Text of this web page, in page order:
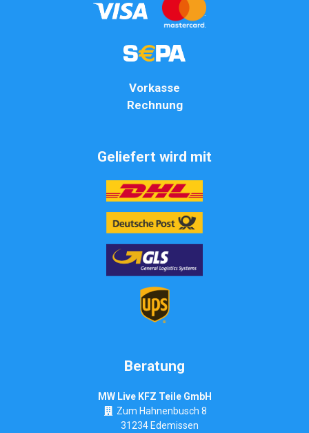
Vorkasse
Rechnung
Geliefert wird mit
Beratung
MW Live KFZ Teile GmbH
Zum Hahnenbusch 8
31234 Edemissen